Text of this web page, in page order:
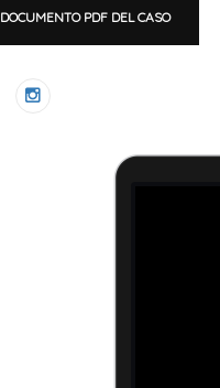
DOCUMENTO PDF DEL CASO